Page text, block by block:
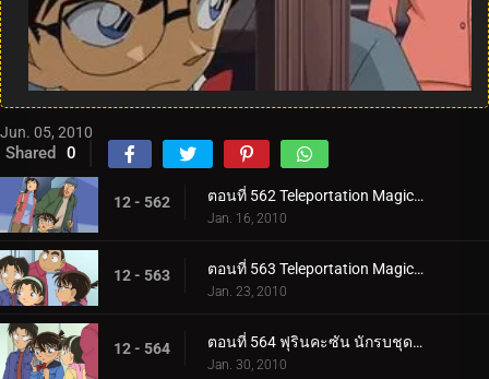
Jun. 05, 2010
Shared 0
12 - 562 ตอนที่ 562 Teleportation Magic ของจอมโจรคิด (ตอนพิเศษ 1)
Jan. 16, 2010
12 - 563 ตอนที่ 563 Teleportation Magic ของจอมโจรคิด (ตอนพิเศษ 2)
Jan. 23, 2010
12 - 564 ตอนที่ 564 ฟุรินคะซัน นักรบชุดเกราะในเขาวงกต (ตอนพิเศษ 1)
Jan. 30, 2010